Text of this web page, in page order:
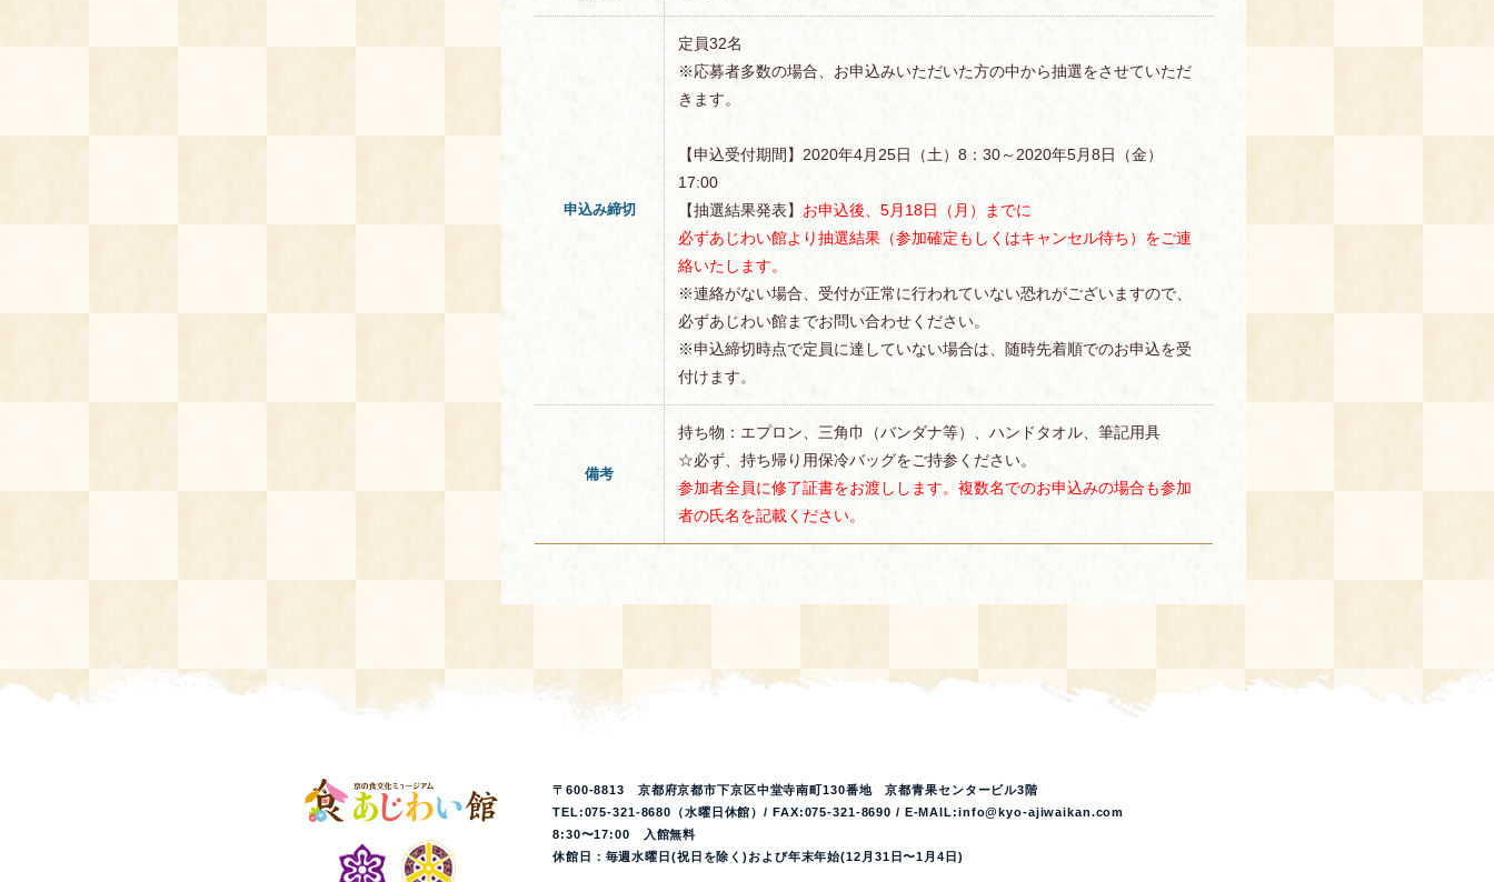
申込み締切
定員32名
※応募者多数の場合、お申込みいただいた方の中から抽選をさせていただ
きます。
【申込受付期間】2020年4月25日（土）8：30～2020年5月8日（金）
17:00
【抽選結果発表】 お申込後、5月18日（月）までに
必ずあじわい館より抽選結果（参加確定もしくはキャンセル待ち）をご連
絡いたします。
※連絡がない場合、受付が正常に行われていない恐れがございますので、
必ずあじわい館までお問い合わせください。
※申込締切時点で定員に達していない場合は、随時先着順でのお申込を受
付けます。
備考
持ち物：エプロン、三角巾（バンダナ等）、ハンドタオル、筆記用具
☆必ず、持ち帰り用保冷バッグをご持参ください。
参加者全員に修了証書をお渡しします。複数名でのお申込みの場合も参加
者の氏名を記載ください。
〒600-8813 京都府京都市下京区中堂寺南町130番地 京都青果センタービル3階
TEL:075-321-8680（水曜日休館）/ FAX:075-321-8690 / E-MAIL:info@kyo-ajiwaikan.com
8:30〜17:00 入館無料
休館日：毎週水曜日(祝日を除く)および年末年始(12月31日〜1月4日)